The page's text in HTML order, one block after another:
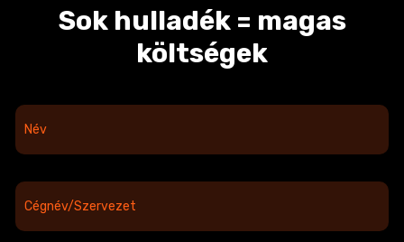
Sok hulladék = magas
költségek
N
v
C
g